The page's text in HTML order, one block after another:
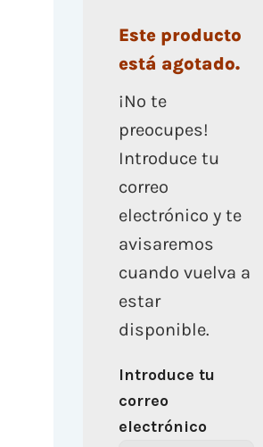
Este producto
está agotado.
¡No te
preocupes!
Introduce tu
correo
electrónico y te
avisaremos
cuando vuelva a
estar
disponible.
Introduce tu
correo
electrónico